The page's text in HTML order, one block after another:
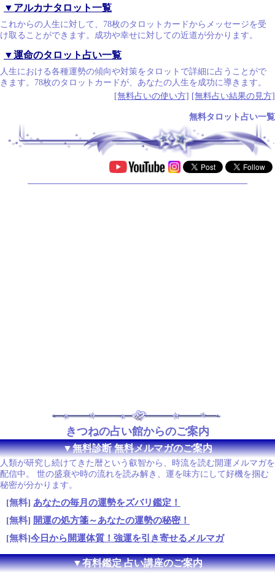
▼アルカナタロット一覧
これからの人生に対して、78枚のタロットカードからメッセージを受
け取ることができます。成功や幸せに対しての近道が分かります。
▼運命のタロット占い一覧
人生における各種運勢の傾向や対策をタロットで詳細に占うことがで
きます。78枚のタロットカードが、あなたの人生を成功に導きます。
[無料占いの使い方] [無料占い結果の見方]
無料タロット占い一覧
きつねの占い館からのご案内
▼無料診断 無料メルマガのご案内
人類が研究し続けてきた暦という叡智から、時流を読む開運メルマガを
配信中。 世の盛衰や時の流れを読み解き、運を味方にして好機を掴む
秘密が分かります。
[無料] あなたの毎月の運勢をズバリ鑑定！
[無料] 開運の処方箋～あなたの運勢の秘密！
[無料]今日から開運体質！強運を引き寄せるメルマガ
▼有料鑑定 占い講座のご案内